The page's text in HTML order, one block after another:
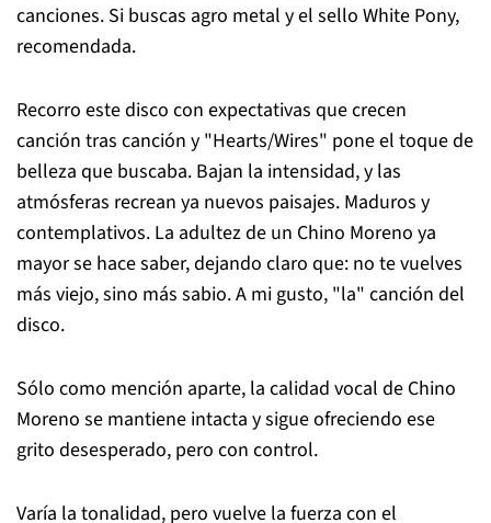
canciones. Si buscas agro metal y el sello White Pony,
recomendada.
Recorro este disco con expectativas que crecen
canción tras canción y "Hearts/Wires" pone el toque de
belleza que buscaba. Bajan la intensidad, y las
atmósferas recrean ya nuevos paisajes. Maduros y
contemplativos. La adultez de un Chino Moreno ya
mayor se hace saber, dejando claro que: no te vuelves
más viejo, sino más sabio. A mi gusto, "la" canción del
disco.
Sólo como mención aparte, la calidad vocal de Chino
Moreno se mantiene intacta y sigue ofreciendo ese
grito desesperado, pero con control.
Varía la tonalidad, pero vuelve la fuerza con el